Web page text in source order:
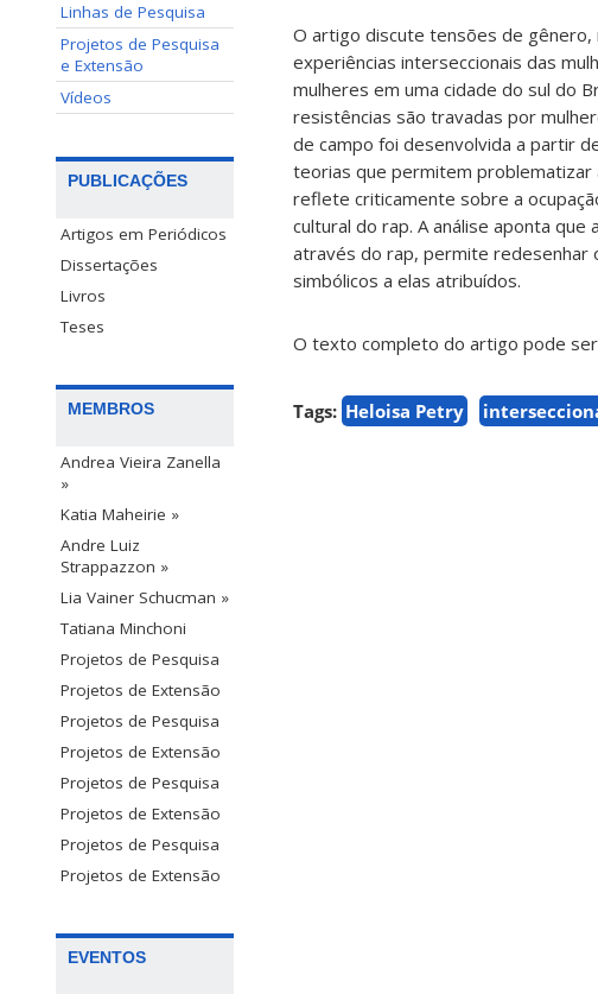
Linhas de Pesquisa
Projetos de Pesquisa
e Extensão
Vídeos
PUBLICAÇÕES
Artigos em Periódicos
Dissertações
Livros
Teses
MEMBROS
Andrea Vieira Zanella
»
Katia Maheirie »
Andre Luiz
Strappazzon »
Lia Vainer Schucman »
Tatiana Minchoni
Projetos de Pesquisa
Projetos de Extensão
Projetos de Pesquisa
Projetos de Extensão
Projetos de Pesquisa
Projetos de Extensão
Projetos de Pesquisa
Projetos de Extensão
EVENTOS
O artigo discute tensões de
experiências interseccionais das
mulheres em uma cidade do sul do
resistências são travadas por
de campo foi desenvolvida a partir
teorias que permitem
reflete criticamente sobre a
cultural do rap. A análise aponta
através do rap, permite redesenhar
simbólicos a elas atribuídos.
O texto completo do artigo pode
Tags: Heloisa Petry